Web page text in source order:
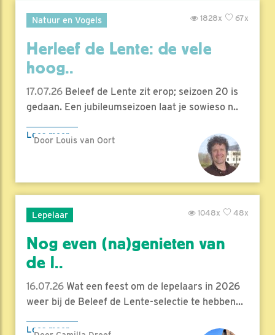
Natuur en Vogels 67x
1828x
Herleef de Lente: de vele
hoog..
17.07.26 Beleef de Lente zit erop; seizoen 20 is
gedaan. Een jubileumseizoen laat je sowieso n..
Lees meer
Door Louis van Oort
Lepelaar 48x
1048x
Nog even (na)genieten van
de l..
16.07.26 Wat een feest om de lepelaars in 2026
weer bij de Beleef de Lente-selectie te hebben...
Lees meer